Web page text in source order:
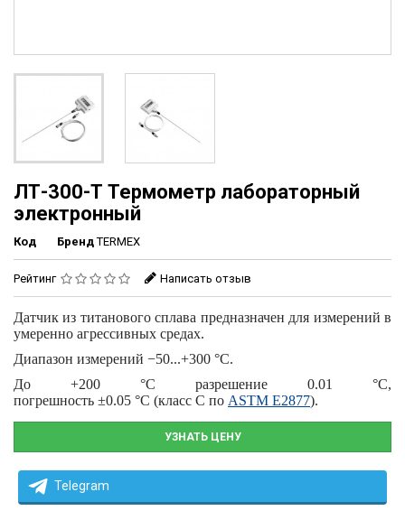
ЛТ-300-Т Термометр лабораторный
электронный
Код Бренд TERMEX
Рейтинг Написать отзыв
Датчик из титанового сплава предназначен для измерений в
умеренно агрессивных средах.
Диапазон измерений −50...+300 °С.
До +200 °С разрешение 0.01 °С,
погрешность ±0.05 °С (класс С по ASTM E2877).
УЗНАТЬ ЦЕНУ
Telegram